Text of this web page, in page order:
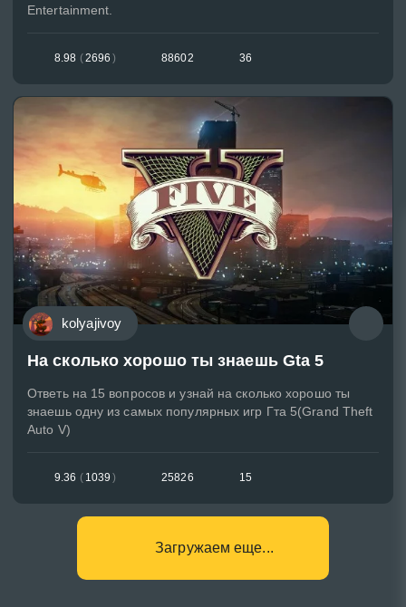
Entertainment.
8.98 (2696 ) 88602 36
kolyajivoy
На сколько хорошо ты знаешь Gta 5
Ответь на 15 вопросов и узнай на сколько хорошо ты
знаешь одну из самых популярных игр Гта 5(Grand Theft
Auto V)
9.36 ( 1039 ) 25826 15
Загружаем еще...